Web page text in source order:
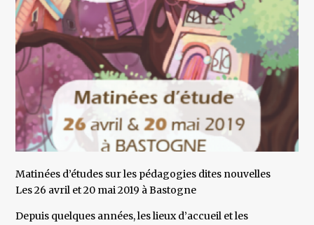
Matinées d’études sur les pédagogies dites nouvelles
Les 26 avril et 20 mai 2019 à Bastogne
Depuis quelques années, les lieux d’accueil et les